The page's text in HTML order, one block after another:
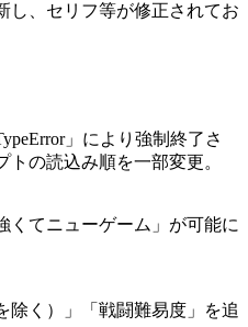
し、セリフ等が修正されてお
」により強制終了さ
の読込み順を一部変更。
くてニューゲーム」が可能に
除く）」「戦闘難易度」を追